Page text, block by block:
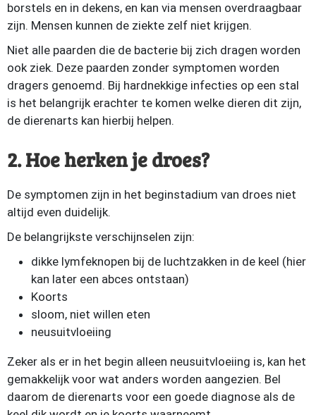
borstels en in dekens, en kan via mensen overdraagbaar
zijn. Mensen kunnen de ziekte zelf niet krijgen.
Niet alle paarden die de bacterie bij zich dragen worden
ook ziek. Deze paarden zonder symptomen worden
dragers genoemd. Bij hardnekkige infecties op een stal
is het belangrijk erachter te komen welke dieren dit zijn,
de dierenarts kan hierbij helpen.
2. Hoe herken je droes?
De symptomen zijn in het beginstadium van droes niet
altijd even duidelijk.
De belangrijkste verschijnselen zijn:
dikke lymfeknopen bij de luchtzakken in de keel (hier
kan later een abces ontstaan)
Koorts
sloom, niet willen eten
neusuitvloeiing
Zeker als er in het begin alleen neusuitvloeiing is, kan het
gemakkelijk voor wat anders worden aangezien. Bel
daarom de dierenarts voor een goede diagnose als de